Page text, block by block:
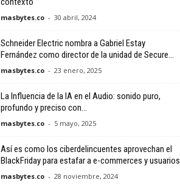
masbytes.co - 30 abril, 2024
Schneider Electric nombra a Gabriel Estay
Fernández como director de la unidad de Secure...
masbytes.co - 23 enero, 2025
La Influencia de la IA en el Audio: sonido puro,
profundo y preciso con...
masbytes.co - 5 mayo, 2025
Así es como los ciberdelincuentes aprovechan el
BlackFriday para estafar a e-commerces y usuarios
masbytes.co - 28 noviembre, 2024